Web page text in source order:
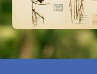
ッ
プ